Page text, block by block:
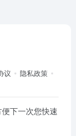
议
隐私政策
下一次您快速